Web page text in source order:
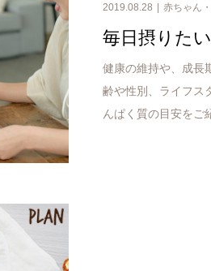
2019.08.28 赤ちゃん
毎日摂りた
健康の維持や、成長
齢や性別、ライフス
んぱく質の目安をご